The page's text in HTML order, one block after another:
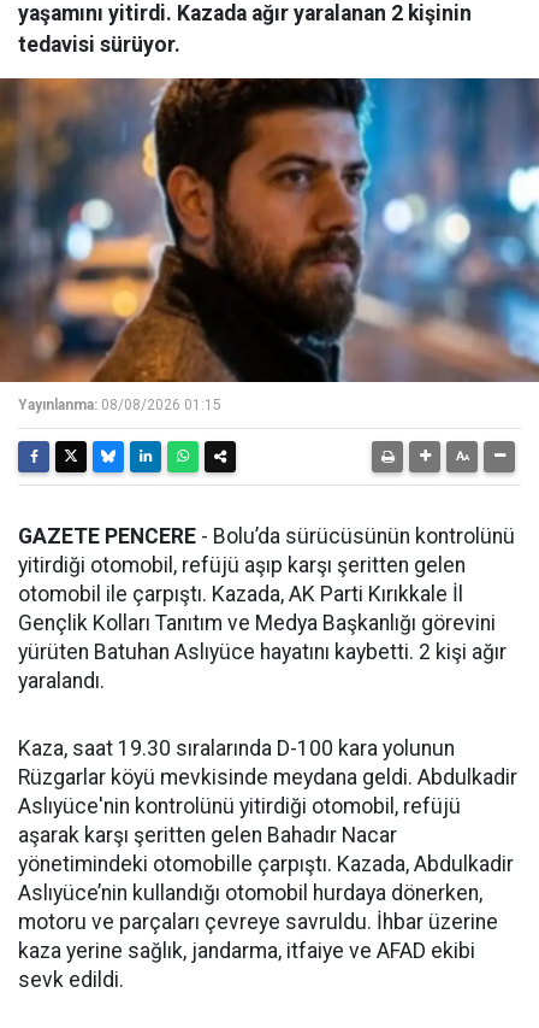
yaşamını yitirdi. Kazada ağır yaralanan 2 kişinin
tedavisi sürüyor.
Yayınlanma: 08/08/2026 01:15
GAZETE PENCERE - Bolu’da sürücüsünün kontrolünü
yitirdiği otomobil, refüjü aşıp karşı şeritten gelen
otomobil ile çarpıştı. Kazada, AK Parti Kırıkkale İl
Gençlik Kolları Tanıtım ve Medya Başkanlığı görevini
yürüten Batuhan Aslıyüce hayatını kaybetti. 2 kişi ağır
yaralandı.
Kaza, saat 19.30 sıralarında D-100 kara yolunun
Rüzgarlar köyü mevkisinde meydana geldi. Abdulkadir
Aslıyüce'nin kontrolünü yitirdiği otomobil, refüjü
aşarak karşı şeritten gelen Bahadır Nacar
yönetimindeki otomobille çarpıştı. Kazada, Abdulkadir
Aslıyüce’nin kullandığı otomobil hurdaya dönerken,
motoru ve parçaları çevreye savruldu. İhbar üzerine
kaza yerine sağlık, jandarma, itfaiye ve AFAD ekibi
sevk edildi.